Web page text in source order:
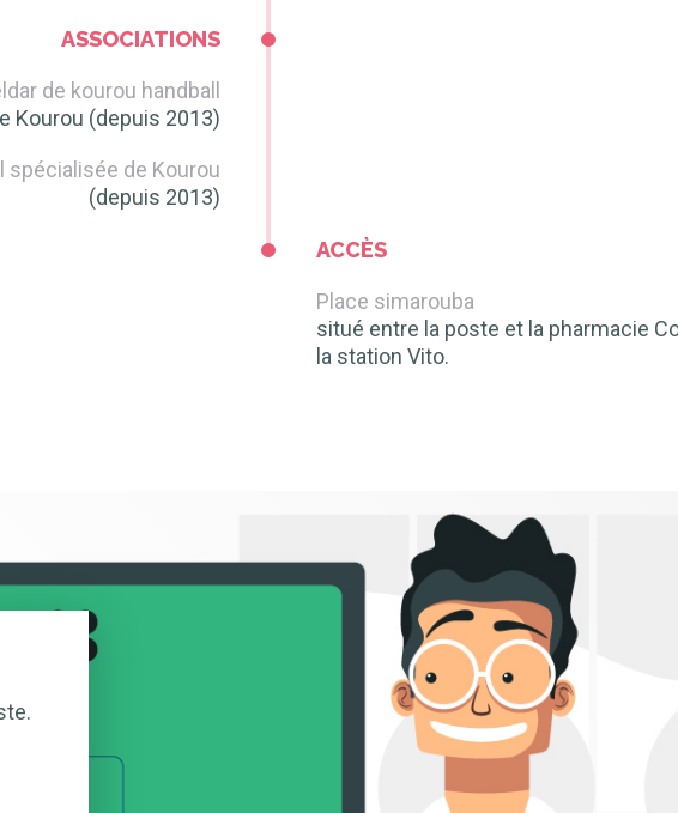
ASSOCIATIONS
de kourou handball
Kourou (depuis 2013)
spécialisée de Kourou
(depuis 2013)
ACCÈS
Place simarouba
situé entre la poste et la pharmacie
la station Vito.